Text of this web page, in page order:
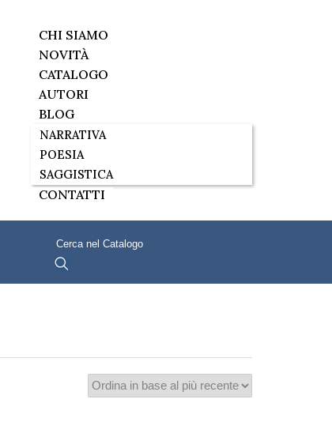
CHI SIAMO
NOVITÀ
CATALOGO
AUTORI
BLOG
NARRATIVA
POESIA
SAGGISTICA
CONTATTI